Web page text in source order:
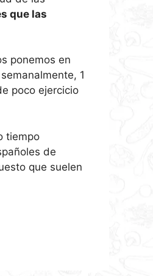
que las
ponemos en
1
poco ejercicio
tiempo
de
que suelen